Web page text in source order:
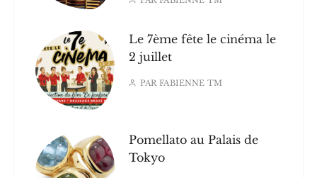
Le 7ème fête le cinéma le
2 juillet
PARFABIENNE TM
Pomellato au Palais de
Tokyo